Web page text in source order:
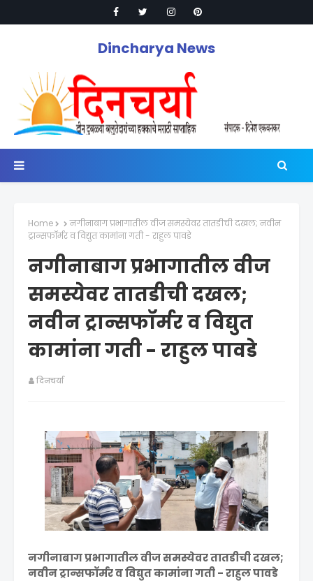
Dincharya News
Home
नगीनाबाग प्रभागातील वीज समस्येवर तातडीची दखल; नवीन
ट्रान्सफॉर्मर व विद्युत कामांना गती - राहुल पावडे
नगीनाबाग प्रभागातील वीज
समस्येवर तातडीची दखल;
नवीन ट्रान्सफॉर्मर व विद्युत
कामांना गती - राहुल पावडे
दिनचर्या
नगीनाबाग प्रभागातील वीज समस्येवर तातडीची दखल;
नवीन ट्रान्सफॉर्मर व विद्युत कामांना गती - राहुल पावडे